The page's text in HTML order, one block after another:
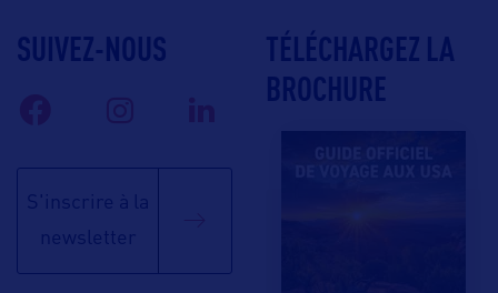
SUIVEZ-NOUS
S'inscrire à la
newsletter
TÉLÉCHARGEZ LA
BROCHURE